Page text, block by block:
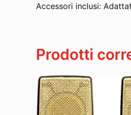
Accessori inclusi:
Prodotti